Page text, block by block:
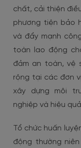
chất, cải thiện
phương tiện bảo
và đẩy mạnh
toàn lao động
đảm an toàn, vệ
rộng tại các đơn
xây dựng môi
nghiệp và hiệu quả
Tổ chức huấn
động thường